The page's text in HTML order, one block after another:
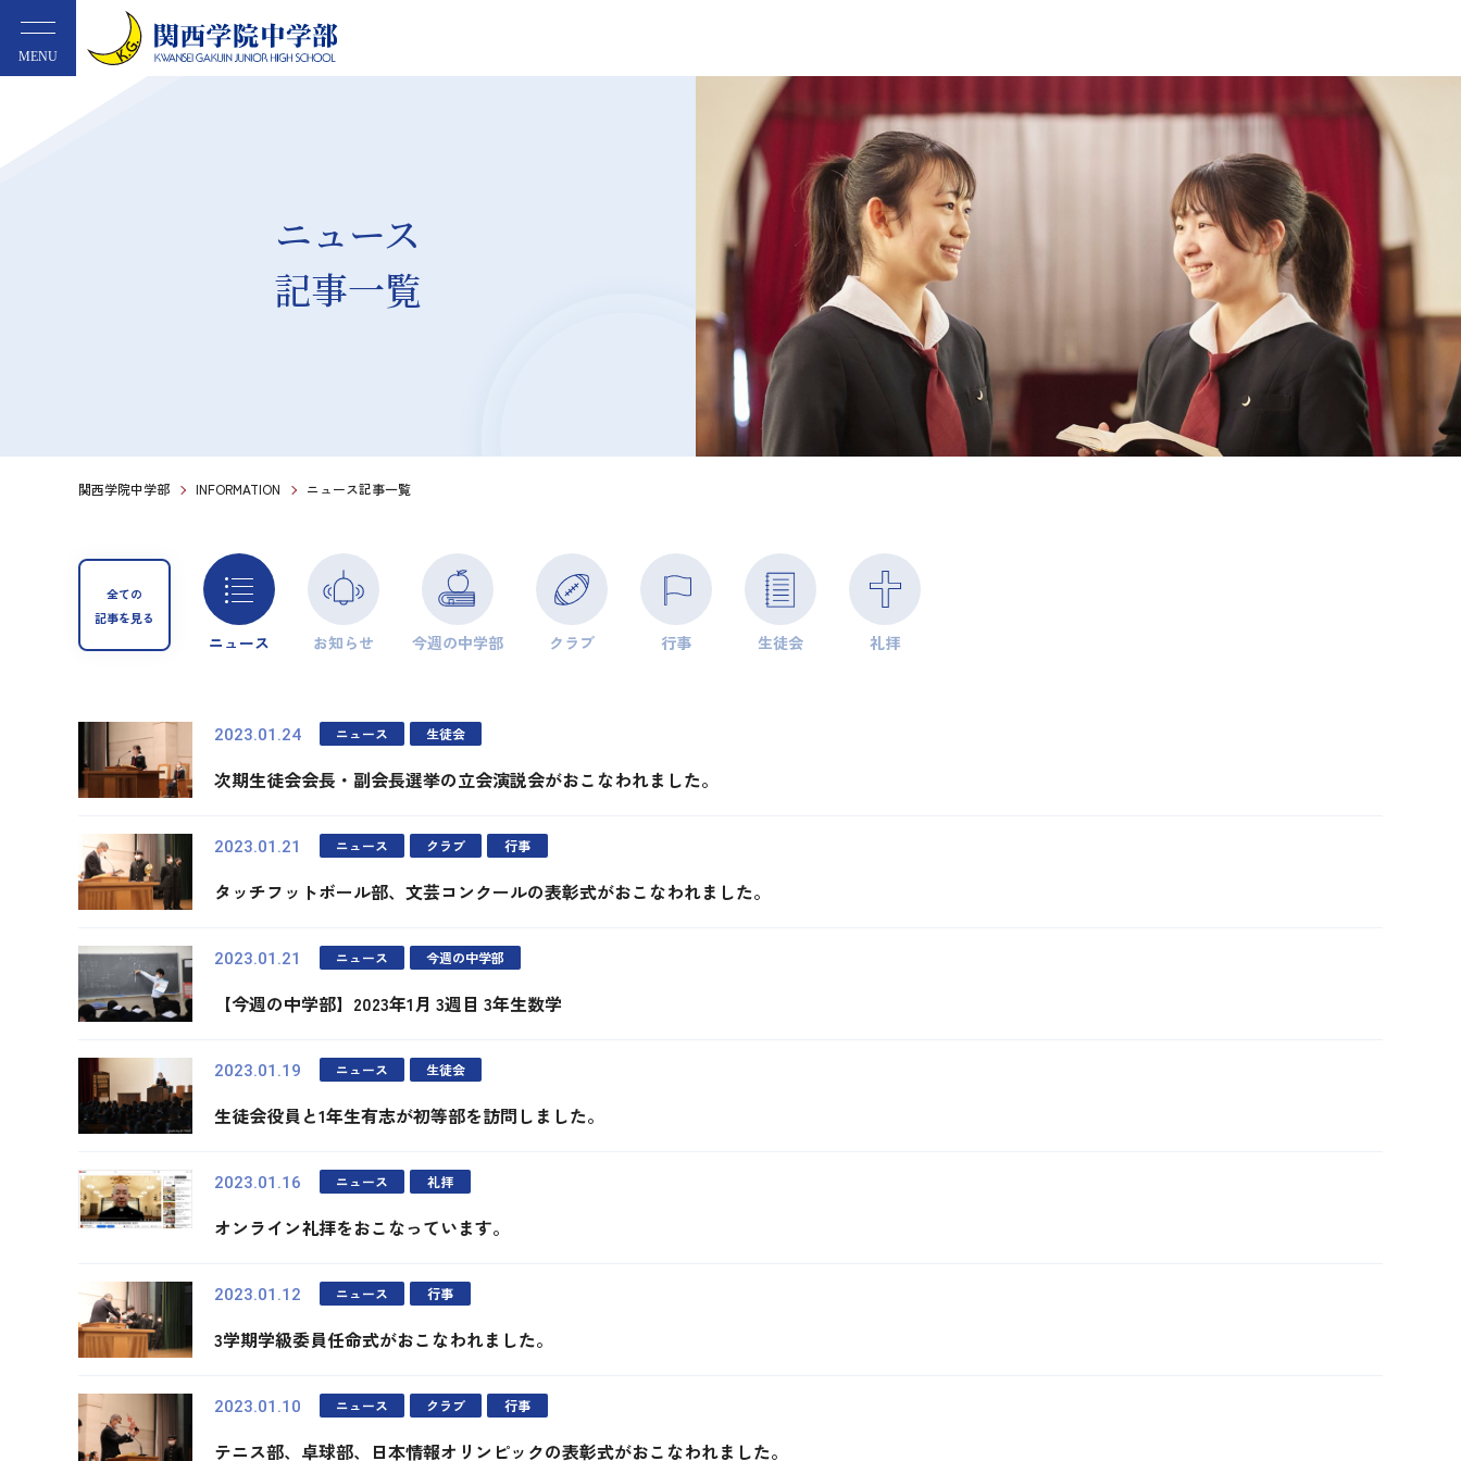
MENU
ニュース
記事一覧
関西学院中学部 INFORMATION ニュース記事一覧
全ての
記事を見る
ニュース お知らせ 今週の中学部 クラブ 行事 生徒会 礼拝
2023.01.24 ニュース 生徒会
次期生徒会会長・副会長選挙の立会演説会がおこなわれました。
2023.01.21 ニュース クラブ 行事
タッチフットボール部、文芸コンクールの表彰式がおこなわれました。
2023.01.21 ニュース 今週の中学部
【今週の中学部】2023年1月 3週目 3年生数学
2023.01.19 ニュース 生徒会
生徒会役員と1年生有志が初等部を訪問しました。
2023.01.16 ニュース 礼拝
オンライン礼拝をおこなっています。
2023.01.12 ニュース 行事
3学期学級委員任命式がおこなわれました。
2023.01.10 ニュース クラブ 行事
テニス部、卓球部、日本情報オリンピックの表彰式がおこなわれました。